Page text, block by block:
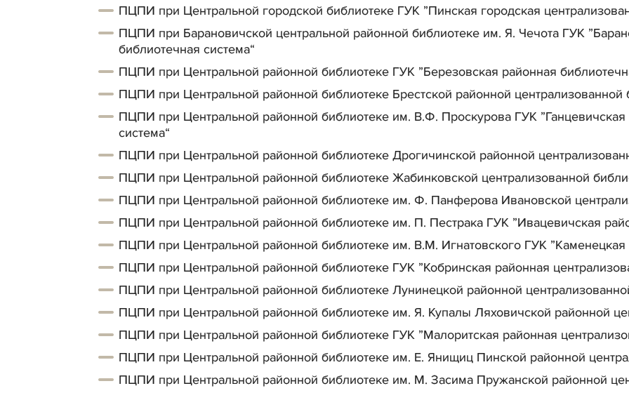
ПЦПИ при Центральной городской библиотеке ГУК ”Пинская городская
ПЦПИ при Барановичской центральной районной библиотеке им. Я. Чечота ГУК
библиотечная система“
ПЦПИ при Центральной районной библиотеке ГУК ”Березовская районная
ПЦПИ при Центральной районной библиотеке Брестской районной централизованной
ПЦПИ при Центральной районной библиотеке им. В.Ф. Проскурова ГУК ”Ганцевичская
система“
ПЦПИ при Центральной районной библиотеке Дрогичинской районной
ПЦПИ при Центральной районной библиотеке Жабинковской централизованной
ПЦПИ при Центральной районной библиотеке им. Ф. Панферова Ивановской
ПЦПИ при Центральной районной библиотеке им. П. Пестрака ГУК ”Ивацевичская
ПЦПИ при Центральной районной библиотеке им. В.М. Игнатовского ГУК ”Каменецкая
ПЦПИ при Центральной районной библиотеке ГУК ”Кобринская районная
ПЦПИ при Центральной районной библиотеке Лунинецкой районной
ПЦПИ при Центральной районной библиотеке им. Я. Купалы Ляховичской районной
ПЦПИ при Центральной районной библиотеке ГУК ”Малоритская районная
ПЦПИ при Центральной районной библиотеке им. Е. Янищиц Пинской районной
ПЦПИ при Центральной районной библиотеке им. М. Засима Пружанской районной